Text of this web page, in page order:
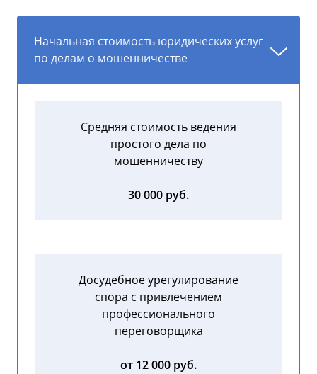
Начальная стоимость юридических услуг
по делам о мошенничестве
Средняя стоимость ведения
простого дела по
мошенничеству
30 000 руб.
Досудебное урегулирование
спора с привлечением
профессионального
переговорщика
от 12 000 руб.